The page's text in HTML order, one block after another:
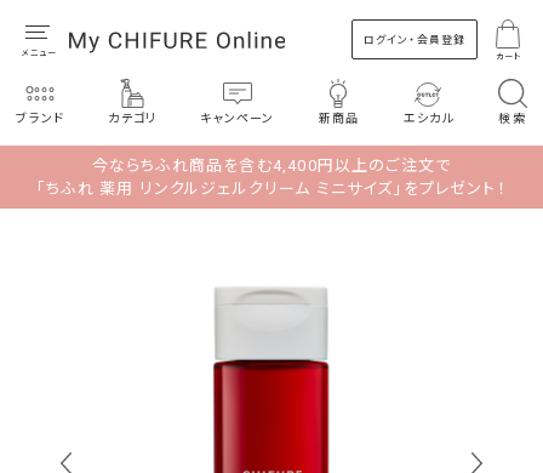
ログイン・会員登録
カート
ブランド カテゴリ キャンペーン 新商品 エシカル 検索
今ならちふれ商品を含む4,400円以上のご注文で
「ちふれ 薬用 リンクルジェルクリーム ミニサイズ」をプレゼント！